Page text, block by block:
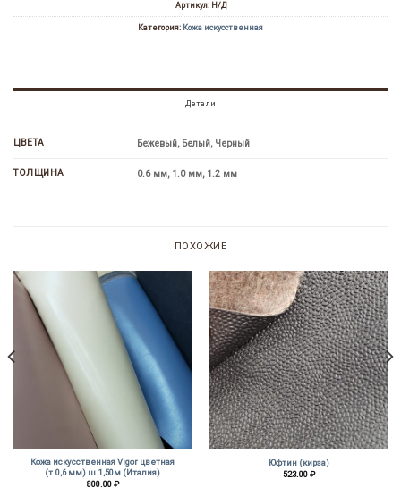
Артикул: Н/Д
Категория: Кожа искусственная
Детали
ЦВЕТА Бежевый, Белый, Черный
ТОЛЩИНА 0.6 мм, 1.0 мм, 1.2 мм
ПОХОЖИЕ
Кожа искусственная Vigor цветная
(т.0,6 мм) ш.1,50м (Италия)
800.00₽
Юфтин (кирза)
523.00₽